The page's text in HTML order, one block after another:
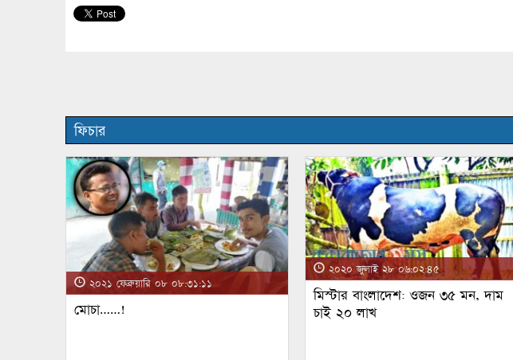
ফিচার
২০২১ ফেব্রুয়ারি ০৮ ০৮:৩১:১১
মোচা……!
২০২০ জুলাই ২৮ ০৬:০২:৪৫
মিস্টার বাংলাদেশ: ওজন ৩৫ মন, দাম
চাই ২০ লাখ